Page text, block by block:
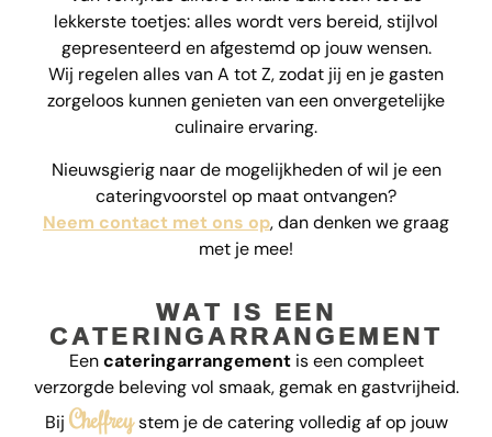
lekkerste toetjes: alles wordt vers bereid, stijlvol
gepresenteerd en afgestemd op jouw wensen.
Wij regelen alles van A tot Z, zodat jij en je gasten
zorgeloos kunnen genieten van een onvergetelijke
culinaire ervaring.
Nieuwsgierig naar de mogelijkheden of wil je een
cateringvoorstel op maat ontvangen?
Neem contact met ons op, dan denken we graag
met je mee!
WAT IS EEN
CATERINGARRANGEMENT
Eencateringarrangementis een compleet
verzorgde beleving vol smaak, gemak en gastvrijheid.
Bij Cheffreystem je de catering volledig af op jouw